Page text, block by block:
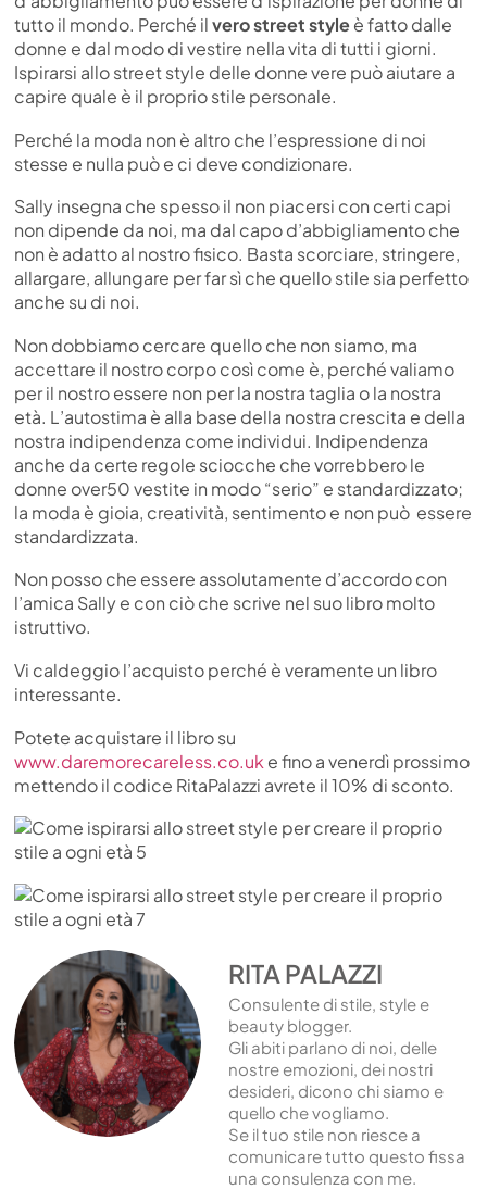
tutto il mondo. Perché ilvero street styleè fatto dalle
donne e dal modo di vestire nella vita di tutti i giorni.
Ispirarsi allo street style delle donne vere può aiutare a
capire quale è il proprio stile personale.
Perché la moda non è altro che l’espressione di noi
stesse e nulla può e ci deve condizionare.
Sally insegna che spesso il non piacersi con certi capi
non dipende da noi, ma dal capo d’abbigliamento che
non è adatto al nostro fisico. Basta scorciare, stringere,
allargare, allungare per far sì che quello stile sia perfetto
anche su di noi.
Non dobbiamo cercare quello che non siamo, ma
accettare il nostro corpo così come è, perché valiamo
per il nostro essere non per la nostra taglia o la nostra
età. L’autostima è alla base della nostra crescita e della
nostra indipendenza come individui. Indipendenza
anche da certe regole sciocche che vorrebbero le
donne over50 vestite in modo “serio” e standardizzato;
la moda è gioia, creatività, sentimento e non può essere
standardizzata.
Non posso che essere assolutamente d’accordo con
l’amica Sally e con ciò che scrive nel suo libro molto
istruttivo.
Vi caldeggio l’acquisto perché è veramente un libro
interessante.
Potete acquistare il libro su
www.daremorecareless.co.uk e fino a venerdì prossimo
mettendo il codice RitaPalazzi avrete il 10% di sconto.
RITA PALAZZI
Consulente di stile, style e
beauty blogger.
Gli abiti parlano di noi, delle
nostre emozioni, dei nostri
desideri, dicono chi siamo e
quello che vogliamo.
Se il tuo stile non riesce a
comunicare tutto questo fissa
una consulenza con me.